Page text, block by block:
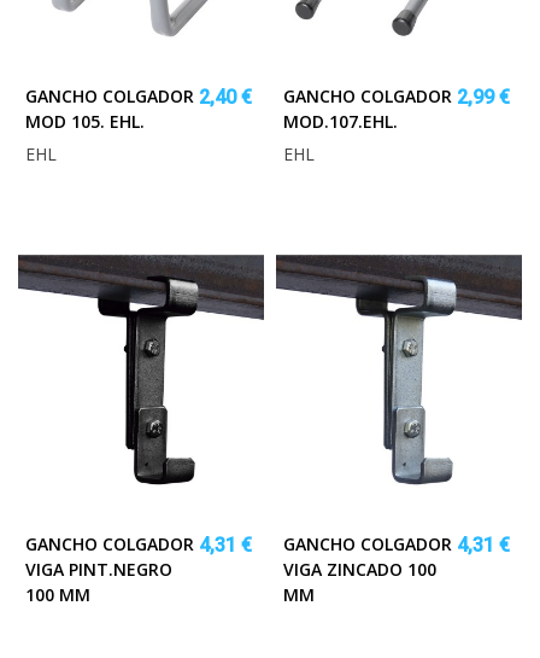
GANCHO COLGADOR
MOD 105. EHL.
2,40 €
EHL
GANCHO COLGADOR
MOD.107.EHL.
2,99 €
EHL
GANCHO COLGADOR
VIGA PINT.NEGRO
100 MM
4,31 €
GANCHO COLGADOR
VIGA ZINCADO 100
MM
4,31 €